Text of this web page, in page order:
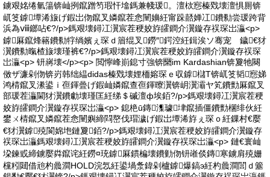
鐪艰姳绻氫簜锛屾挒鑹蹭笉瑕忓墖鎷兼帴瑗。澶栨惌榛戣壊澶惧厠锛
屼笅鎼墰浠旇げ鍜岀伆鑹叉嫾鑹茬悆闉嬶紝甯跺嚭婵冮鐨勬尝瑗跨背
浜為ⅷ鎯呫€?/p>鎷艰壊鐞冮瀷宸茬稉姣斿皬鐧介瀷鏇存祦琛岀灜<p>
鎼厤鑹烽簵鐨勬牸绱嬪ぇ琛ｄ篃绲叉鐒″鍔涳紝鍓涘ソ骞宠 鐬€犲
瀷鐨勬暣楂旇壊瑾裤€?/p>鎷艰壊鐞冮瀷宸茬稉姣斿皬鐧介瀷鏇存祦琛
岀灜<p> 钘嶈壊</p><p> 閲懧峰崱鎴寸強锛圞im Kardashian锛夐牠闋
傚ザ濂剁伆锛岃韩绌緼didas榛戣壊娌栭嫆琛ｅ収鎼櫧T锛屼笅韬惌娣
鸿棈鑹叉潫鍙ｉ亱鍕曡げ鍜屾嫾鑹查亱鍕曢瀷锛岄瀷灞ヤ笂鐨勯厤鑹叉
部瑗茬灜閫犲瀷鐨勮壊瑾匡紝绨＄磩澶ф埃銆?/p>鎷艰壊鐞冮瀷宸茬稉
姣斿皬鐧介瀷鏇存祦琛岀灜<p> 鎴栬ū鏄潗璩垏鑹插僵鐨勯棞绯伙紝
鐢ㄨ棈鑹叉嫾鑹茬悆闉嬩締閰嶅伐瑁濊げ鍜岀墰浠斿ぇ琛ｏ紝鏁村€嬮
€犲瀷鎼殑閬婂垉鏈夐銆?/p>鎷艰壊鐞冮瀷宸茬稉姣斿皬鐧介瀷鏇存
祦琛岀灜鎷艰壊鐞冮瀷宸茬稉姣斿皬鐧介瀷鏇存祦琛岀灜<p> 鏈€寰屾
垜鍊戜締鐪嬮粦鑹诧紝鐒¤珫鎼厤鏆楄壊鐨勭伆钘嶉倓鏄寒鐪肩殑姗
欓粌閮借兘杓曟澗HOLD浣忥紝鍙堝洜鍏剁櫨鎼爆鎬э紝杓曟澗閭ｄ簺